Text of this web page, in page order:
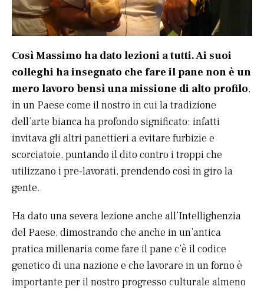
Così Massimo ha dato lezioni a tutti. Ai suoi
colleghi ha insegnato che fare il pane non è un
mero lavoro bensì una missione di alto profilo,
in un Paese come il nostro in cui la tradizione
dell’arte bianca ha profondo significato: infatti
invitava gli altri panettieri a evitare furbizie e
scorciatoie, puntando il dito contro i troppi che
utilizzano i pre-lavorati, prendendo così in giro la
gente.
Ha dato una severa lezione anche all’Intellighenzia
del Paese, dimostrando che anche in un’antica
pratica millenaria come fare il pane c’è il codice
genetico di una nazione e che lavorare in un forno è
importante per il nostro progresso culturale almeno